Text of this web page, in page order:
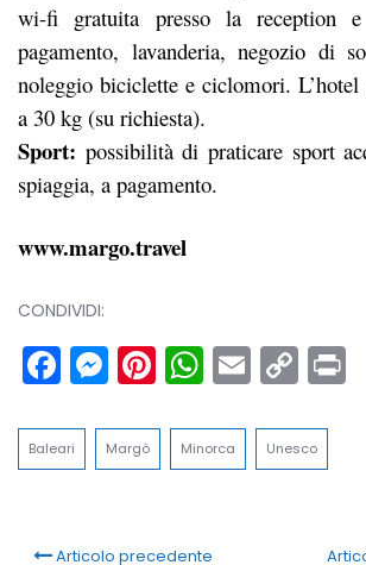
wi-fi gratuita presso la reception
pagamento, lavanderia, negozio di
noleggio biciclette e ciclomori.
a 30 kg (su richiesta).
Sport: possibilità di praticare sport
spiaggia, a pagamento.
www.margo.travel
CONDIVIDI:
Facebook
Messenger
Pinterest
Email
Link
Baleari Margò Minorca Unesco
Articolo precedente